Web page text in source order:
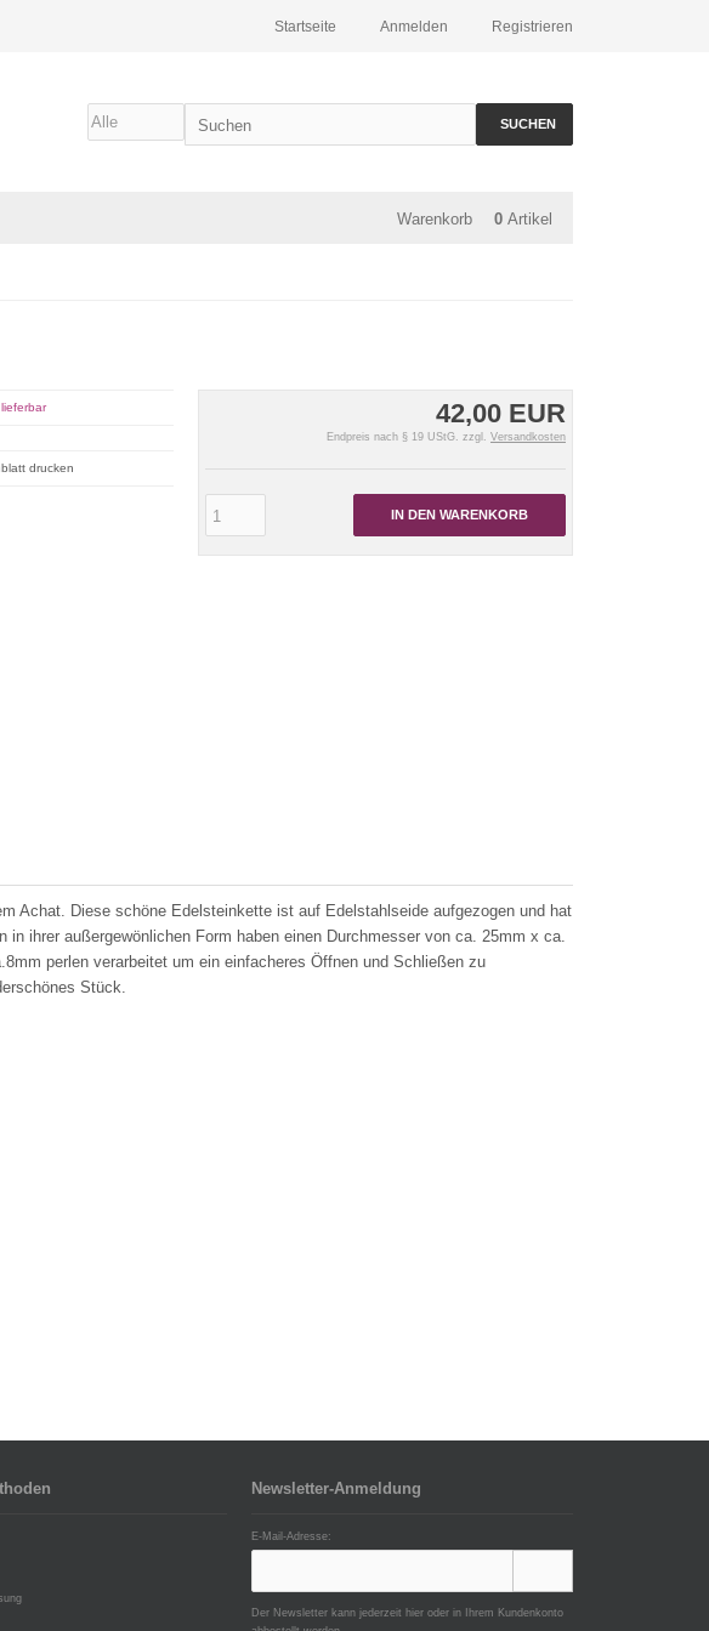
Registrieren
Anmelden
Startseite
SUCHEN
Warenkorb 0 Artikel
42,00 EUR
Endpreis nach § 19 UStG. zzgl. Versandkosten
IN DEN WARENKORB
drucken
Achat. Diese schöne Edelsteinkette ist auf Edelstahlseide aufgezogen und hat
ihrer außergewönlichen Form haben einen Durchmesser von ca. 25mm x ca.
perlen verarbeitet um ein einfacheres Öffnen und Schließen zu
Stück.
Newsletter-Anmeldung
E-Mail-Adresse:
Der Newsletter kann jederzeit hier oder in Ihrem Kundenkonto